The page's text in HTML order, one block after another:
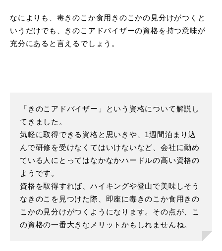
なによりも、毒きのこか食用きのこかの見分けがつくと
いうだけでも、きのこアドバイザーの資格を持つ意味が
充分にあると言えるでしょう。
「きのこアドバイザー」という資格について解説し
てきました。
気軽に取得できる資格と思いきや、1週間泊まり込
んで研修を受けなくてはいけないなど、会社に勤め
ている人にとってはなかなかハードルの高い資格の
ようです。
資格を取得すれば、ハイキングや登山で美味しそう
なきのこを見つけた際、即座に毒きのこか食用きの
こかの見分けがつくようになります。その点が、こ
の資格の一番大きなメリットかもしれませんね。